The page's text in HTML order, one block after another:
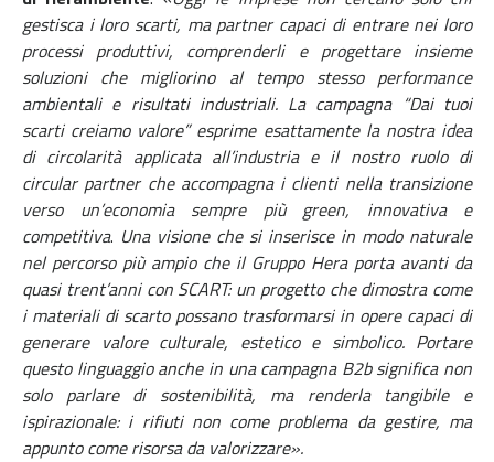
gestisca i loro scarti, ma partner capaci di entrare nei loro
processi produttivi, comprenderli e progettare insieme
soluzioni che migliorino al tempo stesso performance
ambientali e risultati industriali. La campagna “Dai tuoi
scarti creiamo valore” esprime esattamente la nostra idea
di circolarità applicata all’industria e il nostro ruolo di
circular partner che accompagna i clienti nella transizione
verso un’economia sempre più green, innovativa e
competitiva. Una visione che si inserisce in modo naturale
nel percorso più ampio che il Gruppo Hera porta avanti da
quasi trent’anni con SCART: un progetto che dimostra come
i materiali di scarto possano trasformarsi in opere capaci di
generare valore culturale, estetico e simbolico. Portare
questo linguaggio anche in una campagna B2b significa non
solo parlare di sostenibilità, ma renderla tangibile e
ispirazionale: i rifiuti non come problema da gestire, ma
appunto come risorsa da valorizzare».